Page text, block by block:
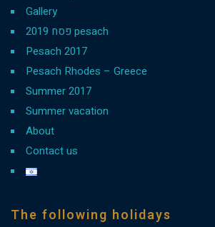
Gallery
פסח 2019 pesach
Pesach 2017
Pesach Rhodes – Greece
Summer 2017
Summer vacation
About
Contact us
The following holidays